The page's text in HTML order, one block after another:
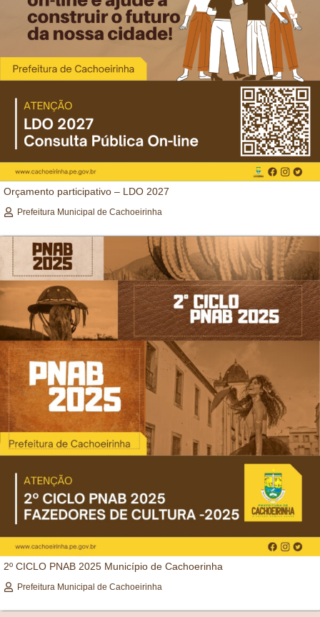
Orçamento participativo – LDO 2027
Prefeitura Municipal de Cachoeirinha
2º CICLO PNAB 2025 Município de Cachoerinha
Prefeitura Municipal de Cachoeirinha